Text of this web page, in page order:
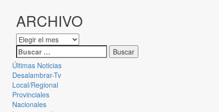
ARCHIVO
Últimas Noticias
Desalambrar-Tv
Local/Regional
Provinciales
Nacionales